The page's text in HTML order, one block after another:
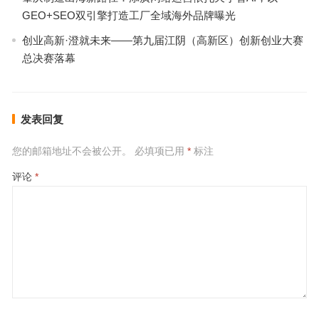
GEO+SEO双引擎打造工厂全域海外品牌曝光
创业高新·澄就未来——第九届江阴（高新区）创新创业大赛
总决赛落幕
发表回复
您的邮箱地址不会被公开。 必填项已用 *标注
评论 *